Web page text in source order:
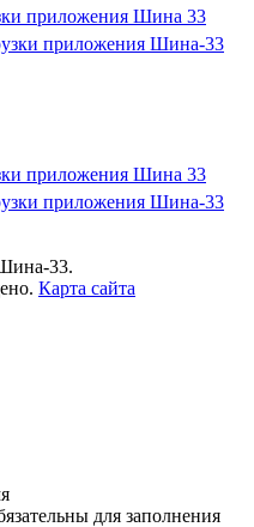
33.
Карта сайта
для заполнения